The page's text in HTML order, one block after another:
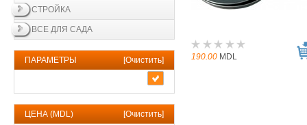
СТРОЙКА
ВСЕ ДЛЯ САДА
ПАРАМЕТРЫ [Очистить]
ЦЕНА (MDL) [Очистить]
190.00 MDL